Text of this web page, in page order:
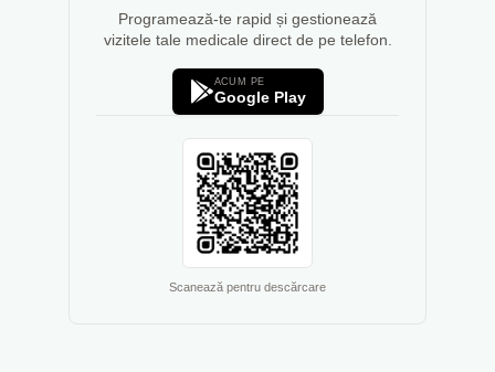
Programează-te rapid și gestionează
vizitele tale medicale direct de pe telefon.
ACUM PE
Google Play
Scanează pentru descărcare